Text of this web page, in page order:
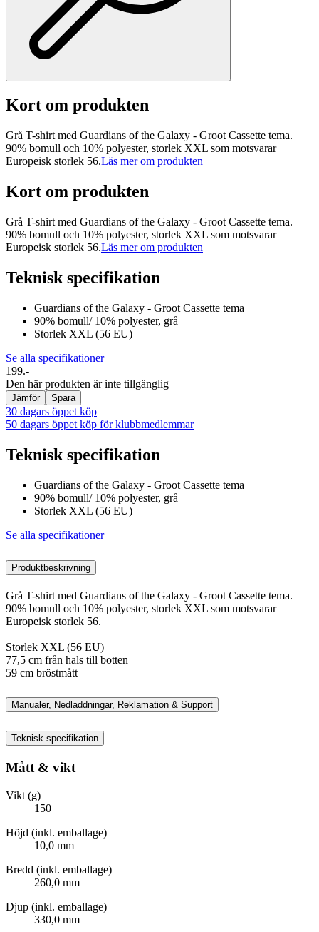
Kort om produkten
Grå T-shirt med Guardians of the Galaxy - Groot Cassette tema.
90% bomull och 10% polyester, storlek XXL som motsvarar
Europeisk storlek 56.Läs mer om produkten
Kort om produkten
Grå T-shirt med Guardians of the Galaxy - Groot Cassette tema.
90% bomull och 10% polyester, storlek XXL som motsvarar
Europeisk storlek 56.Läs mer om produkten
Teknisk specifikation
Guardians of the Galaxy - Groot Cassette tema
90% bomull/ 10% polyester, grå
Storlek XXL (56 EU)
Se alla specifikationer
199.-
Den här produkten är inte tillgänglig
Jämför Spara
30 dagars öppet köp
50 dagars öppet köp för klubbmedlemmar
Teknisk specifikation
Guardians of the Galaxy - Groot Cassette tema
90% bomull/ 10% polyester, grå
Storlek XXL (56 EU)
Se alla specifikationer
Produktbeskrivning
Grå T-shirt med Guardians of the Galaxy - Groot Cassette tema.
90% bomull och 10% polyester, storlek XXL som motsvarar
Europeisk storlek 56.
Storlek XXL (56 EU)
77,5 cm från hals till botten
59 cm bröstmått
Manualer, Nedladdningar, Reklamation & Support
Teknisk specifikation
Mått & vikt
Vikt (g)
150
Höjd (inkl. emballage)
10,0 mm
Bredd (inkl. emballage)
260,0 mm
Djup (inkl. emballage)
330,0 mm